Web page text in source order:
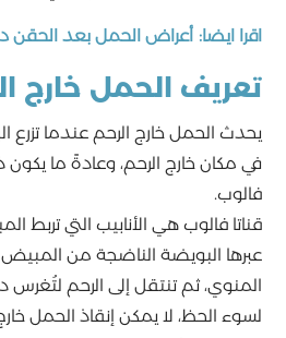
اقرا ايضا: أعراض الحمل بعد الحقن
تعريف الحمل خارج
يحدث الحمل خارج الرحم عندما تزرع
في مكان خارج الرحم، وعادةً ما
فالوب.
قناتا فالوب هي الأنابيب التي تربط
عبرها البويضة الناضجة من
المنوي، ثم تنتقل إلى الرحم لتُغرس
لسوء الحظ، لا يمكن إنقاذ الحمل